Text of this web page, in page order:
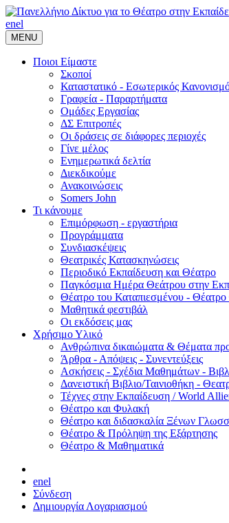
enel
MENU
Ποιοι Είμαστε
Σκοποί
Καταστατικό - Εσωτερικός
Γραφεία - Παραρτήματα
Ομάδες Εργασίας
ΔΣ Επιτροπές
Οι δράσεις σε διάφορες περιοχές
Γίνε μέλος
Ενημερωτικά δελτία
Διεκδικούμε
Ανακοινώσεις
Somers John
Τι κάνουμε
Επιμόρφωση - εργαστήρια
Προγράμματα
Συνδιασκέψεις
Θεατρικές Κατασκηνώσεις
Περιοδικό Εκπαίδευση και Θέατρο
Παγκόσμια Ημέρα Θεάτρου στην
Θέατρο του Καταπιεσμένου -
Μαθητικά φεστιβάλ
Οι εκδόσεις μας
Χρήσιμο Υλικό
Ανθρώπινα δικαιώματα & Θέματα
Άρθρα - Απόψεις - Συνεντεύξεις
Ασκήσεις - Σχέδια Μαθημάτων -
Δανειστική Βιβλιο/Ταινιοθήκη -
Τέχνες στην Εκπαίδευση / World
Θέατρο και Φυλακή
Θέατρο και διδασκαλία Ξένων
Θέατρο & Πρόληψη της Εξάρτησης
Θέατρο & Μαθηματικά
enel
Σύνδεση
Δημιουργία Λογαριασμού